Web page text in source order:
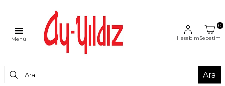
Menü Hesabım
0
Sepetim
Ara